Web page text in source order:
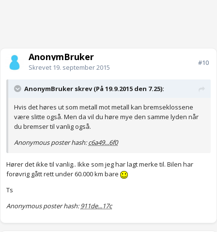
AnonymBruker
Skrevet 19. september 2015
#10
AnonymBruker skrev (På 19.9.2015 den 7.25):
Hvis det høres ut som metall mot metall kan bremseklossene
være slitte også. Men da vil du høre mye den samme lyden når
du bremser til vanlig også.
Anonymous poster hash:c6a49...6f0
Hører det ikke til vanlig.. Ikke som jeg har lagt merke til. Bilen har
forøvrig gått rett under 60.000 km bare
Ts
Anonymous poster hash:911de...17c